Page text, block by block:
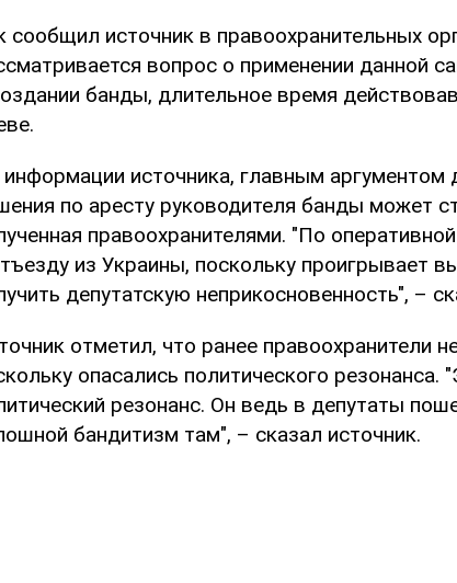
сообщил источник в правоохранительных
вопрос о применении данной
банды, длительное время
источника, главным аргументом
по аресту руководителя банды может
правоохранителями. "По
из Украины, поскольку проигрывает
депутатскую неприкосновенность", –
отметил, что ранее правоохранители
опасались политического
резонанс. Он ведь в депутаты
бандитизм там", – сказал источник.